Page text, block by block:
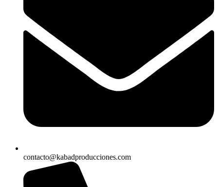
contacto@kabadproducciones.com